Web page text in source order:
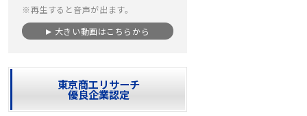
※再生すると音声が出ます。
大きい動画はこちらから
東京商工リサーチ
優良企業認定